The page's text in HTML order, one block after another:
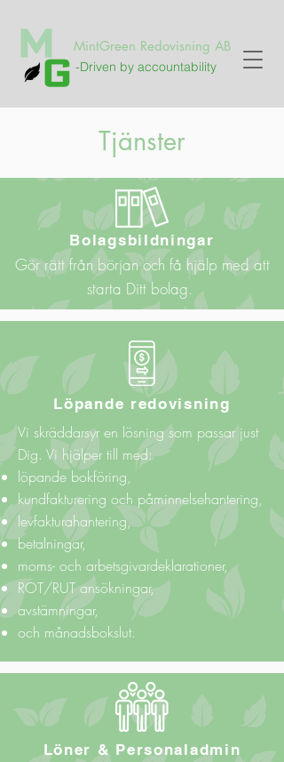
MintGreen Redovisning AB
-Driven by accountability
Tjänster
Bolagsbildningar
Gör rätt från början och få hjälp med att
starta Ditt bolag.
Vi skräddarsyr en lösning som passar just
Dig. Vi hjälper till med:
löpande bokföring,
kundfakturering och påminnelsehantering,
levfakturahantering,
betalningar,
moms- och arbetsgivardeklarationer,
ROT/RUT ansökningar,
avstämningar,
och månadsbokslut.
Löpande redovisning
Löner & Personaladmin